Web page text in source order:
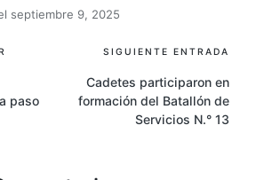
septiembre 9, 2025
paso
SIGUIENTE ENTRADA
Cadetes participaron en
formación del Batallón de
Servicios N.° 13